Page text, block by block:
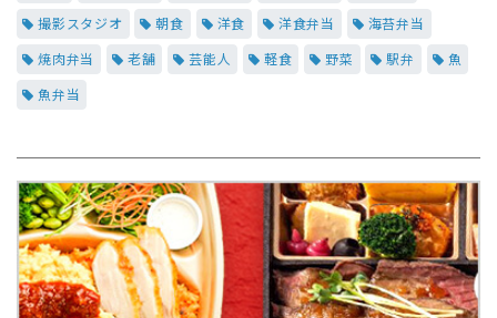
撮影スタジオ
朝食 洋食 洋食弁当
海苔弁当
焼肉弁当
老舗 芸能人 軽食 野菜 駅弁
魚
魚弁当